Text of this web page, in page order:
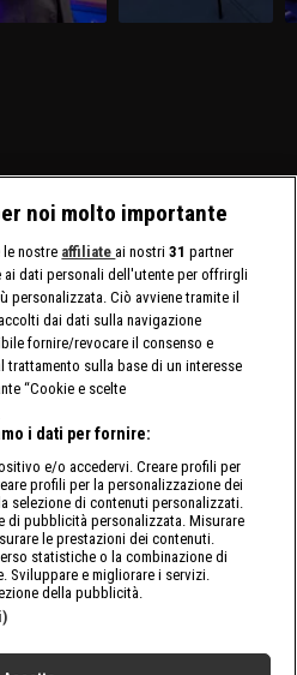
noi molto importante
le nostre affiliate ai nostri31 partner
ai dati personali dell'utente per offrirgli
personalizzata. Ciò avviene tramite il
dai dati sulla navigazione
fornire/revocare il consenso e
trattamento sulla base di un interesse
“Cookie e scelte
i dati per fornire:
e/o accedervi. Creare profili per
profili per la personalizzazione dei
selezione di contenuti personalizzati.
di pubblicità personalizzata. Misurare
le prestazioni dei contenuti.
statistiche o la combinazione di
Sviluppare e migliorare i servizi.
della pubblicità.